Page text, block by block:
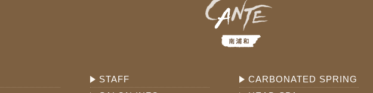
STAFF
CARBONATED SPRING